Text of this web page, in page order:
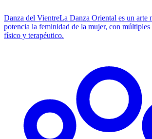
Danza del VientreLa Danza Oriental es un arte
potencia la feminidad de la mujer, con
físico y terapéutico.